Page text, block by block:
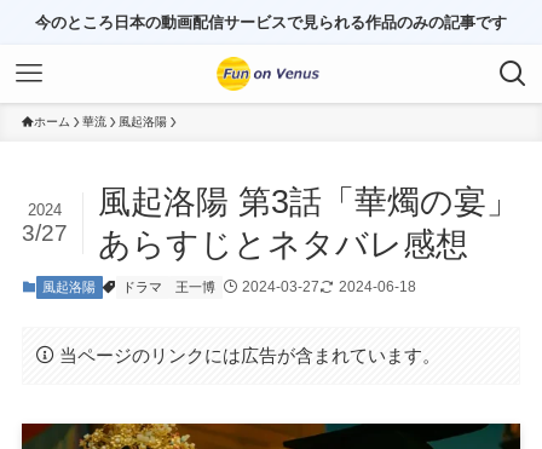
今のところ日本の動画配信サービスで見られる作品のみの記事です
ホーム 華流 風起洛陽
風起洛陽 第3話「華燭の宴」
あらすじとネタバレ感想
2024
3/27
風起洛陽 ドラマ 王一博 2024-03-27 2024-06-18
当ページのリンクには広告が含まれています。